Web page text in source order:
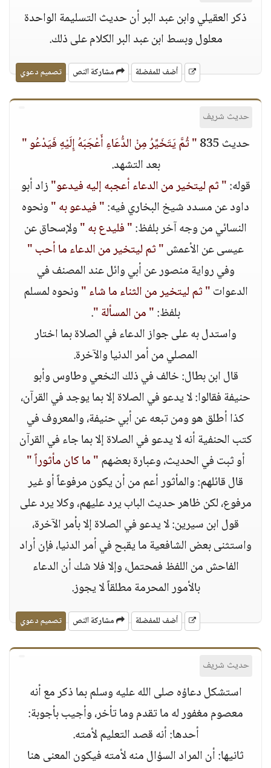
ذكر العقيلي وابن عبد البر أن حديث التسليمة الواحدة
معلول وبسط ابن عبد البر الكلام على ذلك.
أضف للمفضلة مشاركة النص تصميم دعوي
حديث شريف
حديث 835
" ثُمَّ يَتَخَيَّرُ مِنْ الدُّعَاءِ أَعْجَبَهُ إِلَيْهِ فَيَدْعُو "
بعد التشهد.
قوله:" ثم ليتخير من الدعاء أعجبه إليه فيدعو"زاد أبو
داود عن مسدد شيخ البخاري فيه:" فيدعو به "ونحوه
النسائي من وجه آخر بلفظ:" فليدع به "ولإسحاق عن
عيسى عن الأعمش" ثم ليتخير من الدعاء ما أحب "
وفي رواية منصور عن أبي وائل عند المصنف في
الدعوات" ثم ليتخير من الثناء ما شاء "ونحوه لمسلم
بلفظ:" من المسألة ".
واستدل به على جواز الدعاء في الصلاة بما اختار
المصلي من أمر الدنيا والآخرة.
قال ابن بطال: خالف في ذلك النخعي وطاوس وأبو
حنيفة فقالوا: لا يدعو في الصلاة إلا بما يوجد في القرآن،
كذا أطلق هو ومن تبعه عن أبي حنيفة، والمعروف في
كتب الحنفية أنه لا يدعو في الصلاة إلا بما جاء في القرآن
أو ثبت في الحديث، وعبارة بعضهم" ما كان مأثوراً "
قال قائلهم: والمأثور أعم من أن يكون مرفوعاً أو غير
مرفوع، لكن ظاهر حديث الباب يرد عليهم، وكلا يرد على
قول ابن سيرين: لا يدعو في الصلاة إلا بأمر الآخرة،
واستثنى بعض الشافعية ما يقبح في أمر الدنيا، فإن أراد
الفاحش من اللفظ فمحتمل، وإلا فلا شك أن الدعاء
بالأمور المحرمة مطلقاً لا يجوز.
أضف للمفضلة مشاركة النص تصميم دعوي
حديث شريف
استشكل دعاؤه صلى الله عليه وسلم بما ذكر مع أنه
معصوم مغفور له ما تقدم وما تأخر، وأجيب بأجوبة:
أحدها: أنه قصد التعليم لأمته.
ثانيها: أن المراد السؤال منه لأمته فيكون المعنى هنا